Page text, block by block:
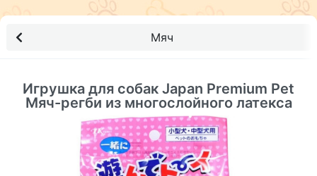
Мяч
Игрушка для собак Japan Premium Pet
Мяч-регби из многослойного латекса